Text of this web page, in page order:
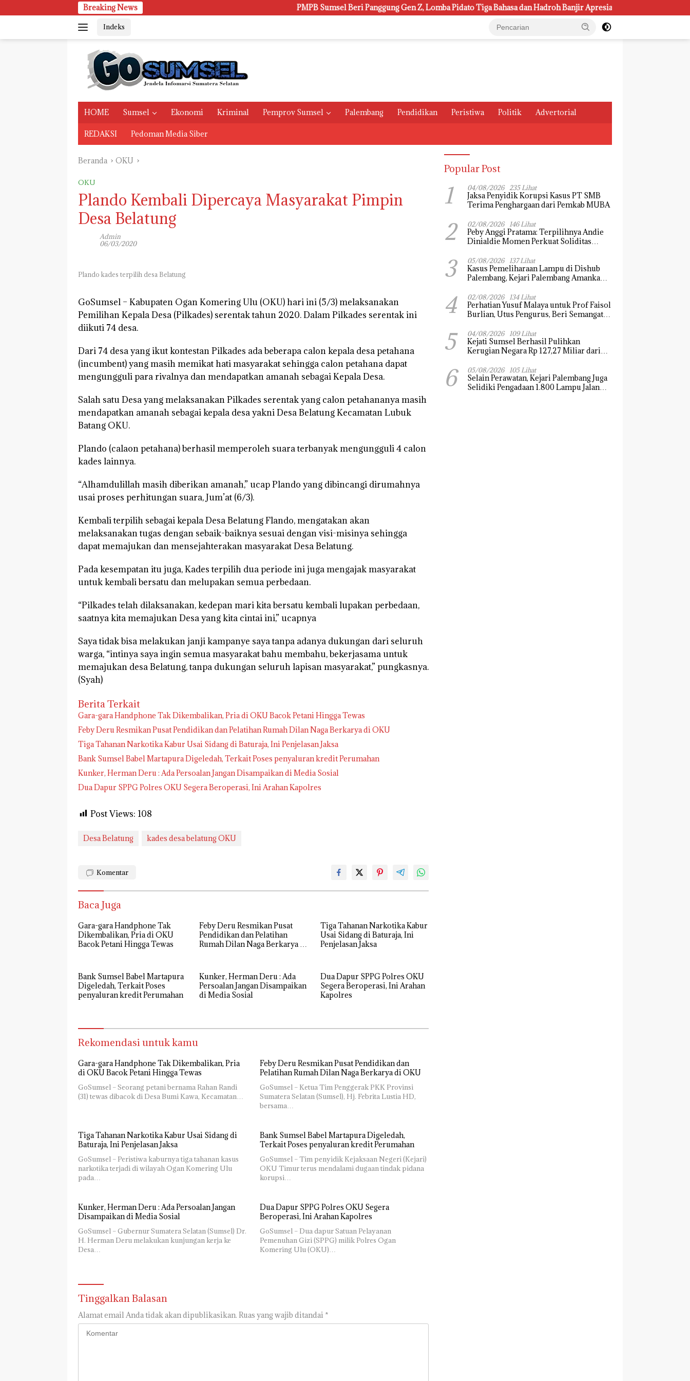
ke
Breaking News PMPB Sumsel Beri Panggung Gen Z, Lomba Pidato Tiga Bahasa dan Hadroh Banjir Apresiasi
Indeks
HOME Sumsel Ekonomi Kriminal Pemprov Sumsel Palembang Pendidikan Peristiwa Politik Advertorial
REDAKSI Pedoman Media Siber
Beranda OKU
OKU
Plando Kembali Dipercaya Masyarakat Pimpin
Desa Belatung
Admin
06/03/2020
Plando kades terpilih desa Belatung
GoSumsel – Kabupaten Ogan Komering Ulu (OKU) hari ini (5/3) melaksanakan
Pemilihan Kepala Desa (Pilkades) serentak tahun 2020. Dalam Pilkades serentak ini
diikuti 74 desa.
Dari 74 desa yang ikut kontestan Pilkades ada beberapa calon kepala desa petahana
(incumbent) yang masih memikat hati masyarakat sehingga calon petahana dapat
mengungguli para rivalnya dan mendapatkan amanah sebagai Kepala Desa.
Salah satu Desa yang melaksanakan Pilkades serentak yang calon petahananya masih
mendapatkan amanah sebagai kepala desa yakni Desa Belatung Kecamatan Lubuk
Batang OKU.
Plando (calaon petahana) berhasil memperoleh suara terbanyak mengungguli 4 calon
kades lainnya.
“Alhamdulillah masih diberikan amanah,” ucap Plando yang dibincangi dirumahnya
usai proses perhitungan suara, Jum’at (6/3).
Kembali terpilih sebagai kepala Desa Belatung Flando, mengatakan akan
melaksanakan tugas dengan sebaik-baiknya sesuai dengan visi-misinya sehingga
dapat memajukan dan mensejahterakan masyarakat Desa Belatung.
Pada kesempatan itu juga, Kades terpilih dua periode ini juga mengajak masyarakat
untuk kembali bersatu dan melupakan semua perbedaan.
“Pilkades telah dilaksanakan, kedepan mari kita bersatu kembali lupakan perbedaan,
saatnya kita memajukan Desa yang kita cintai ini,” ucapnya
Saya tidak bisa melakukan janji kampanye saya tanpa adanya dukungan dari seluruh
warga, “intinya saya ingin semua masyarakat bahu membahu, bekerjasama untuk
memajukan desa Belatung, tanpa dukungan seluruh lapisan masyarakat,” pungkasnya.
(Syah)
Berita Terkait
Gara-gara Handphone Tak Dikembalikan, Pria di OKU Bacok Petani Hingga Tewas
Feby Deru Resmikan Pusat Pendidikan dan Pelatihan Rumah Dilan Naga Berkarya di OKU
Tiga Tahanan Narkotika Kabur Usai Sidang di Baturaja, Ini Penjelasan Jaksa
Bank Sumsel Babel Martapura Digeledah, Terkait Poses penyaluran kredit Perumahan
Kunker, Herman Deru : Ada Persoalan Jangan Disampaikan di Media Sosial
Dua Dapur SPPG Polres OKU Segera Beroperasi, Ini Arahan Kapolres
Post Views: 108
Desa Belatung kades desa belatung OKU
Komentar
Baca Juga
Gara-gara Handphone Tak
Dikembalikan, Pria di OKU
Bacok Petani Hingga Tewas
Feby Deru Resmikan Pusat
Pendidikan dan Pelatihan
Rumah Dilan Naga Berkarya di
Tiga Tahanan Narkotika Kabur
Usai Sidang di Baturaja, Ini
Penjelasan Jaksa
Bank Sumsel Babel Martapura
Digeledah, Terkait Poses
penyaluran kredit Perumahan
Kunker, Herman Deru : Ada
Persoalan Jangan Disampaikan
di Media Sosial
Dua Dapur SPPG Polres OKU
Segera Beroperasi, Ini Arahan
Kapolres
Rekomendasi untuk kamu
Gara-gara Handphone Tak Dikembalikan, Pria
di OKU Bacok Petani Hingga Tewas
GoSumsel – Seorang petani bernama Rahan Randi
(31) tewas dibacok di Desa Bumi Kawa, Kecamatan…
Feby Deru Resmikan Pusat Pendidikan dan
Pelatihan Rumah Dilan Naga Berkarya di OKU
GoSumsel – Ketua Tim Penggerak PKK Provinsi
Sumatera Selatan (Sumsel), Hj. Febrita Lustia HD,
bersama…
Tiga Tahanan Narkotika Kabur Usai Sidang di
Baturaja, Ini Penjelasan Jaksa
GoSumsel – Peristiwa kaburnya tiga tahanan kasus
narkotika terjadi di wilayah Ogan Komering Ulu
pada…
Bank Sumsel Babel Martapura Digeledah,
Terkait Poses penyaluran kredit Perumahan
GoSumsel – Tim penyidik Kejaksaan Negeri (Kejari)
OKU Timur terus mendalami dugaan tindak pidana
korupsi…
Kunker, Herman Deru : Ada Persoalan Jangan
Disampaikan di Media Sosial
GoSumsel – Gubernur Sumatera Selatan (Sumsel) Dr.
H. Herman Deru melakukan kunjungan kerja ke
Desa…
Dua Dapur SPPG Polres OKU Segera
Beroperasi, Ini Arahan Kapolres
GoSumsel – Dua dapur Satuan Pelayanan
Pemenuhan Gizi (SPPG) milik Polres Ogan
Komering Ulu (OKU)…
Tinggalkan Balasan
Alamat email Anda tidak akan dipublikasikan. Ruas yang wajib ditandai *
Popular Post
1 04/08/2026 235 Lihat
Jaksa Penyidik Korupsi Kasus PT SMB
Terima Penghargaan dari Pemkab MUBA
2 02/08/2026 146 Lihat
Peby Anggi Pratama: Terpilihnya Andie
Dinialdie Momen Perkuat Soliditas
3 05/08/2026 137 Lihat
Kasus Pemeliharaan Lampu di Dishub
Palembang, Kejari Palembang Amankan
Perhiasan
4 02/08/2026 134 Lihat
Perhatian Yusuf Malaya untuk Prof Faisol
Burlian, Utus Pengurus, Beri Semangat
5 04/08/2026 109 Lihat
Kejati Sumsel Berhasil Pulihkan
Kerugian Negara Rp 127,27 Miliar dari
6 05/08/2026 105 Lihat
Selain Perawatan, Kejari Palembang Juga
Selidiki Pengadaan 1.800 Lampu Jalan